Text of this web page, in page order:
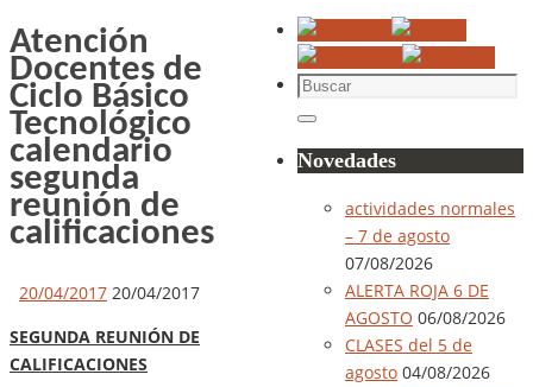
Atención
Docentes de
Ciclo Básico
Tecnológico
calendario
segunda
reunión de
calificaciones
20/04/2017 20/04/2017
SEGUNDA REUNIÓN DE
CALIFICACIONES
Buscar:
Buscar
Novedades
actividades normales
– 7 de agosto
07/08/2026
ALERTA ROJA 6 DE
AGOSTO 06/08/2026
CLASES del 5 de
agosto 04/08/2026